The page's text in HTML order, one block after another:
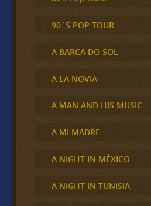
90´S POP TOUR
A BARCA DO SOL
A LA NOVIA
A MAN AND HIS MUSIC
A MI MADRE
A NIGHT IN MÉXICO
A NIGHT IN TUNISIA